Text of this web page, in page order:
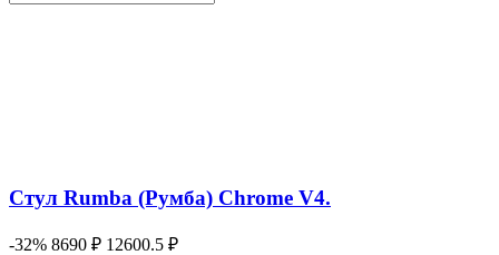
Стул Rumba (Румба) Chrome V4.
-32% 8690 ₽ 12600.5 ₽